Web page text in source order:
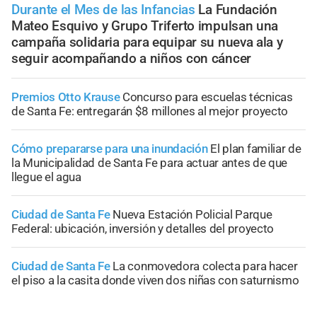
Durante el Mes de las Infancias La Fundación
Mateo Esquivo y Grupo Triferto impulsan una
campaña solidaria para equipar su nueva ala y
seguir acompañando a niños con cáncer
Premios Otto Krause Concurso para escuelas técnicas
de Santa Fe: entregarán $8 millones al mejor proyecto
Cómo prepararse para una inundación El plan familiar de
la Municipalidad de Santa Fe para actuar antes de que
llegue el agua
Ciudad de Santa Fe Nueva Estación Policial Parque
Federal: ubicación, inversión y detalles del proyecto
Ciudad de Santa Fe La conmovedora colecta para hacer
el piso a la casita donde viven dos niñas con saturnismo